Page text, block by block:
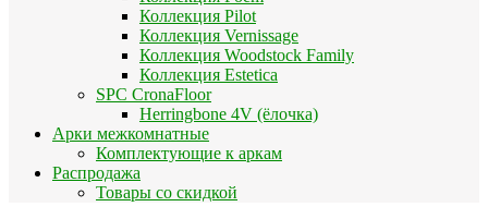
Коллекция Pilot
Коллекция Vernissage
Коллекция Woodstock Family
Коллекция Estetica
SPC CronaFloor
Herringbone 4V (ёлочка)
Арки межкомнатные
Комплектующие к аркам
Распродажа
Товары со скидкой